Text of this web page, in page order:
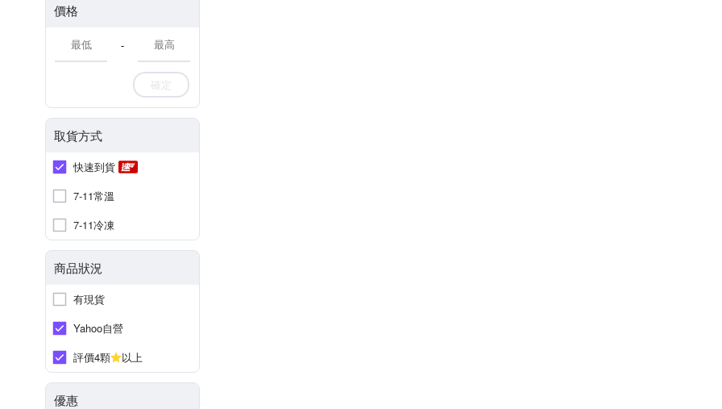
價格
-
確定
取貨方式
快速到貨
7-11常溫
7-11冷凍
商品狀況
有現貨
Yahoo自營
評價4顆
以上
優惠